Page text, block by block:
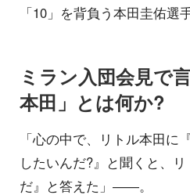
「10」を背負う本田圭佑選
ミラン入団会見で
本田」とは何か?
「心の中で、リトル本田に
したいんだ?』と聞くと、
だ』と答えた」――。